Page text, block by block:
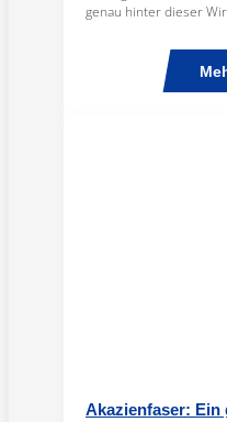
genau hinter dieser
Akazienfaser: